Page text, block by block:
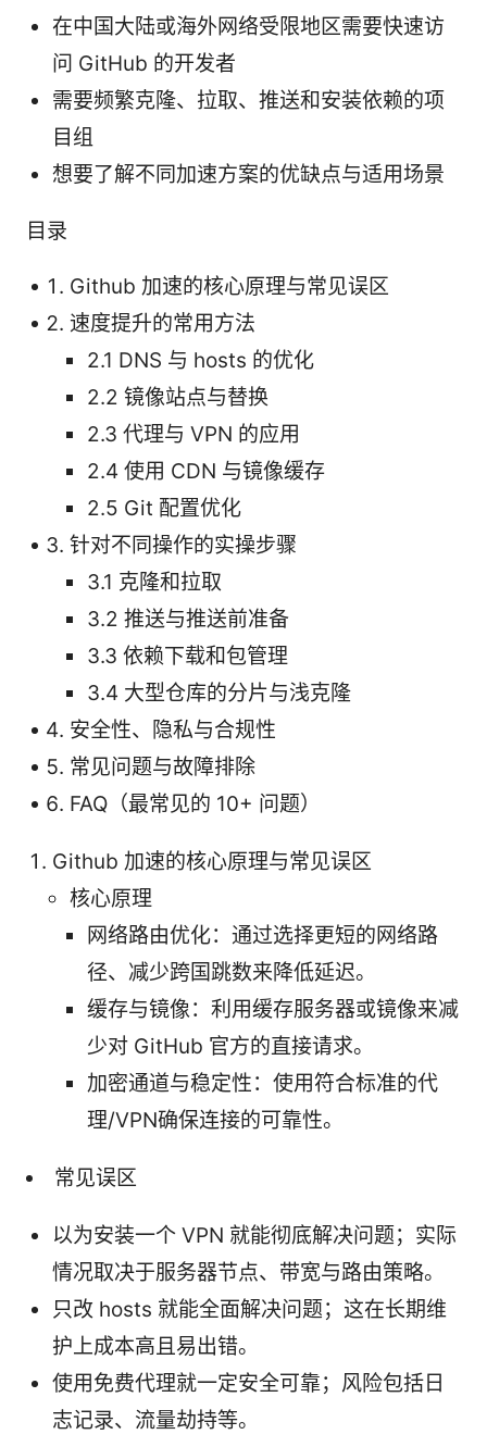
在中国大陆或海外网络受限地区需要快速访
问 GitHub 的开发者
需要频繁克隆、拉取、推送和安装依赖的项
目组
想要了解不同加速方案的优缺点与适用场景
目录
Github 加速的核心原理与常见误区
速度提升的常用方法
2.1 DNS 与 hosts 的优化
2.2 镜像站点与替换
2.3 代理与 VPN 的应用
2.4 使用 CDN 与镜像缓存
2.5 Git 配置优化
针对不同操作的实操步骤
3.1 克隆和拉取
3.2 推送与推送前准备
3.3 依赖下载和包管理
3.4 大型仓库的分片与浅克隆
安全性、隐私与合规性
常见问题与故障排除
FAQ（最常见的 10+ 问题）
Github 加速的核心原理与常见误区
核心原理
网络路由优化：通过选择更短的网络路
径、减少跨国跳数来降低延迟。
缓存与镜像：利用缓存服务器或镜像来减
少对 GitHub 官方的直接请求。
加密通道与稳定性：使用符合标准的代
理/VPN确保连接的可靠性。
常见误区
以为安装一个 VPN 就能彻底解决问题；实际
情况取决于服务器节点、带宽与路由策略。
只改 hosts 就能全面解决问题；这在长期维
护上成本高且易出错。
使用免费代理就一定安全可靠；风险包括日
志记录、流量劫持等。